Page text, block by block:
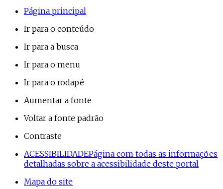
Página principal
Ir para o conteúdo
Ir para a busca
Ir para o menu
Ir para o rodapé
Aumentar a fonte
Voltar a fonte padrão
Contraste
ACESSIBILIDADEPágina com todas as informações
detalhadas sobre a acessibilidade deste portal
Mapa do site